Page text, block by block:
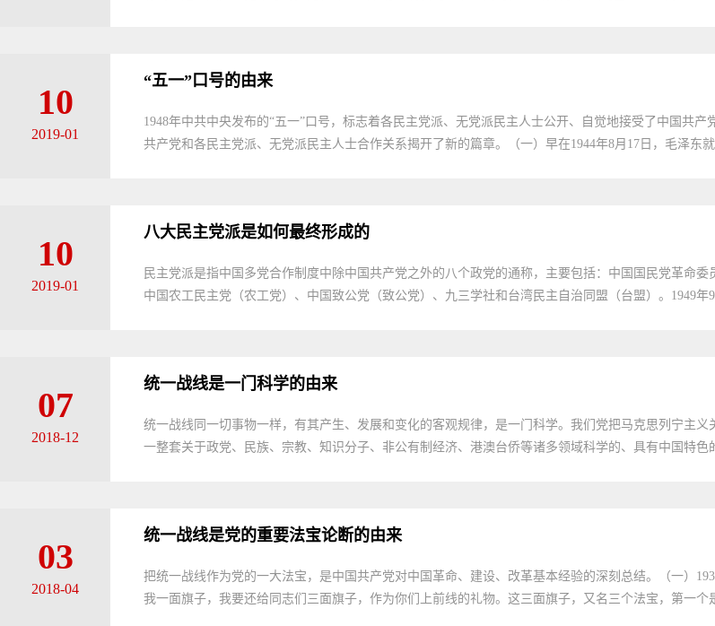
10
2019-01
“五一”口号的由来
1948年中共中央发布的“五一”口号，标志着各民主党派、无党派民主人士公开、自觉地接受了中国共
共产党和各民主党派、无党派民主人士合作关系揭开了新的篇章。（一）早在1944年8月17日，毛泽东
10
2019-01
八大民主党派是如何最终形成的
民主党派是指中国多党合作制度中除中国共产党之外的八个政党的通称，主要包括：中国国民党革命
中国农工民主党（农工党）、中国致公党（致公党）、九三学社和台湾民主自治同盟（台盟）。1949年
07
2018-12
统一战线是一门科学的由来
统一战线同一切事物一样，有其产生、发展和变化的客观规律，是一门科学。我们党把马克思列宁主
一整套关于政党、民族、宗教、知识分子、非公有制经济、港澳台侨等诸多领域科学的、具有中国特色
03
2018-04
统一战线是党的重要法宝论断的由来
把统一战线作为党的一大法宝，是中国共产党对中国革命、建设、改革基本经验的深刻总结。（一）
我一面旗子，我要还给同志们三面旗子，作为你们上前线的礼物。这三面旗子，又名三个法宝，第一个